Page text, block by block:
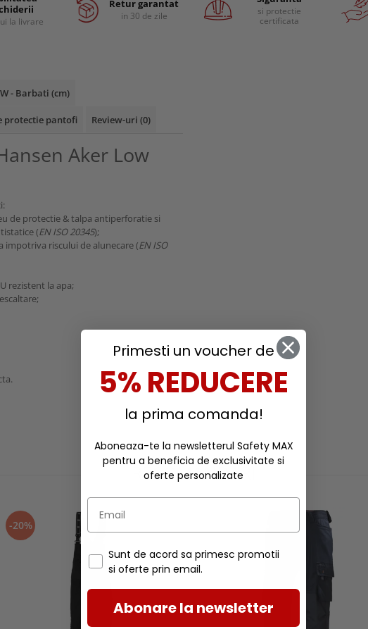
la livrare
Retur garantat
in 30 de zile
si protectie
certificata
- Barbati (cm)
protectie pantofi Review-uri (0)
Aker Low
de protectie & talpa antiperforatie si
(EN ISO 20345);
impotriva riscului de alunecare (EN ISO
rezistent la apa;
RECOMANDARI
-20%
Primesti un voucher de
5% REDUCERE
la prima comanda!
Aboneaza-te la newsletterul Safety MAX
pentru a beneficia de exclusivitate si
oferte personalizate
Sunt de acord sa primesc promotii
si oferte prin email.
Abonare la newsletter